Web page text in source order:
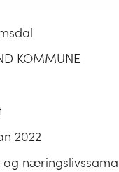
KOMMUNE
2022
og